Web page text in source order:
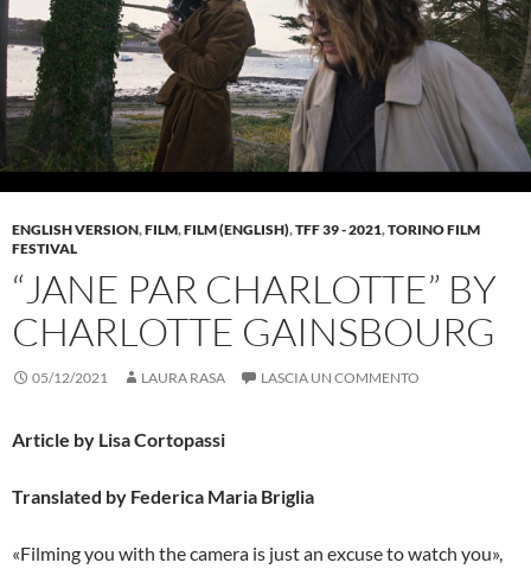
ENGLISH VERSION,FILM,FILM (ENGLISH),TFF 39 - 2021,TORINO FILM
FESTIVAL
“JANE PAR CHARLOTTE” BY
CHARLOTTE GAINSBOURG
05/12/2021 LAURA RASA LASCIA UN COMMENTO
Article by Lisa Cortopassi
Translated by Federica Maria Briglia
«Filming you with the camera is just an excuse to watch you»,